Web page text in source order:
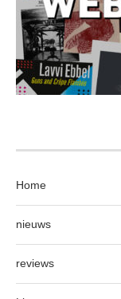
Home
nieuws
reviews